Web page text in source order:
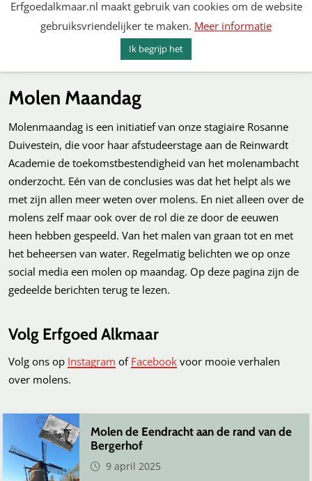
Spring
Erfgoedalkmaar.nl maakt gebruik van cookies om de website
gebruiksvriendelijker te maken. Meer informatie
Ik begrijp het
Molen Maandag
Molenmaandag is een initiatief van onze stagiaire Rosanne
Duivestein, die voor haar afstudeerstage aan de Reinwardt
Academie de toekomstbestendigheid van het molenambacht
onderzocht. Eén van de conclusies was dat het helpt als we
met zijn allen meer weten over molens. En niet alleen over de
molens zelf maar ook over de rol die ze door de eeuwen
heen hebben gespeeld. Van het malen van graan tot en met
het beheersen van water. Regelmatig belichten we op onze
social media een molen op maandag. Op deze pagina zijn de
gedeelde berichten terug te lezen.
Volg Erfgoed Alkmaar
Volg ons op Instagram of Facebook voor mooie verhalen
over molens.
Molen de Eendracht aan de rand van de
Bergerhof
9 april 2025